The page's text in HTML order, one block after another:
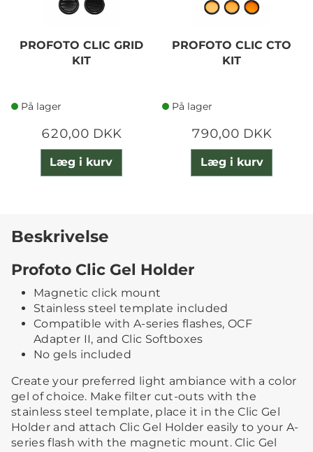
PROFOTO CLIC GRID
KIT
På lager
620,00 DKK
Læg i kurv
PROFOTO CLIC CTO
KIT
På lager
790,00 DKK
Læg i kurv
Beskrivelse
Profoto Clic Gel Holder
Magnetic click mount
Stainless steel template included
Compatible with A-series flashes, OCF
Adapter II, and Clic Softboxes
No gels included
Create your preferred light ambiance with a color
gel of choice. Make filter cut-outs with the
stainless steel template, place it in the Clic Gel
Holder and attach Clic Gel Holder easily to your A-
series flash with the magnetic mount. Clic Gel